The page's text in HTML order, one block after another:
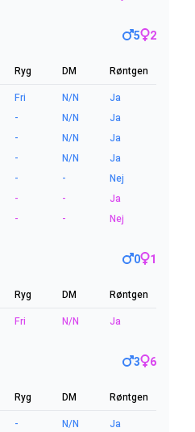
5 2
Ryg DM
Røntgen
Fri N/N
Ja
- N/N
Ja
- N/N
Ja
- N/N
Ja
- -
Nej
- -
Ja
- - Nej
0 1
Ryg DM
Røntgen
Fri N/N Ja
3 6
Ryg DM
Røntgen
- N/N
Ja